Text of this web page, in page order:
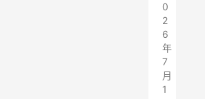
0
2
6
年
7
月
1